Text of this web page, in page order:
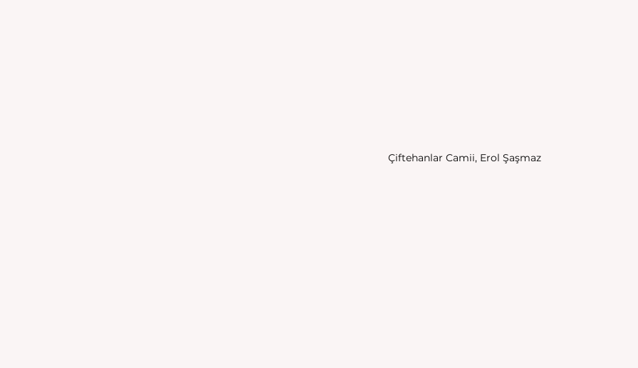
Çiftehanlar Camii, Erol Şaşmaz